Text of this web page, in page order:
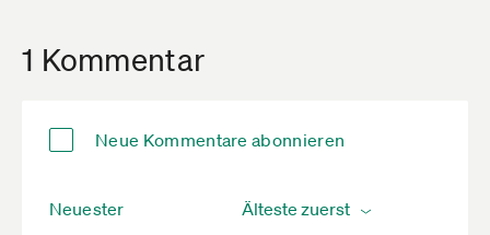
1 Kommentar
Neue Kommentare abonnieren
Neuester